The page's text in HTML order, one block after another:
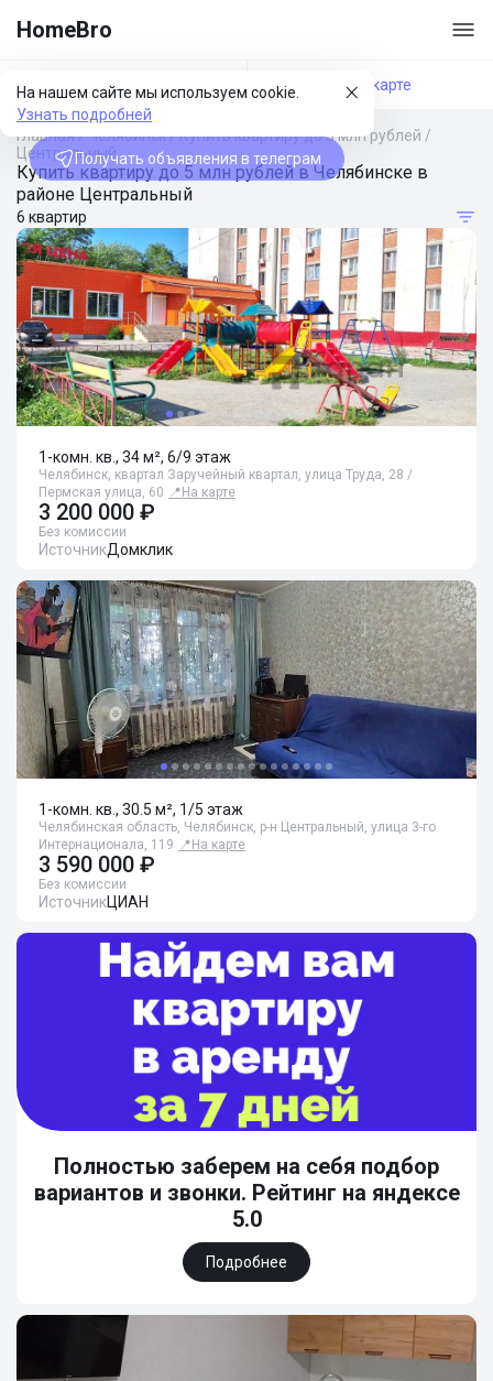
HomeBro
На нашем сайте мы используем cookie.
Узнать подробней
Получать объявления в телеграм
Фильтры На карте
Главная/Челябинск/Купить квартиру до 5 млн рублей /
Центральный
Купить квартиру до 5 млн рублей в Челябинске в
районе Центральный
6 квартир
1-комн. кв., 34 м², 6/9 этаж
Челябинск, квартал Заручейный квартал, улица Труда, 28 /
Пермская улица, 60 📍 На карте
3 200 000 ₽
Без комиссии
ИсточникДомклик
1-комн. кв., 30.5 м², 1/5 этаж
Челябинская область, Челябинск, р-н Центральный, улица 3-го
Интернационала, 119 📍 На карте
3 590 000 ₽
Без комиссии
ИсточникЦИАН
Полностью заберем на себя подбор
вариантов и звонки. Рейтинг на яндексе
5.0
Подробнее